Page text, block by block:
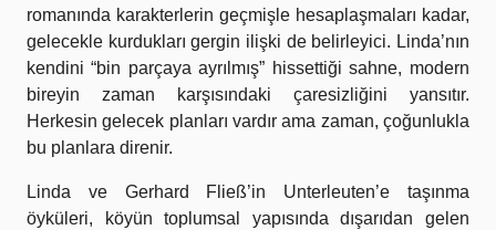
romanında karakterlerin geçmişle hesaplaşmaları kadar,
gelecekle kurdukları gergin ilişki de belirleyici. Linda’nın
kendini “bin parçaya ayrılmış” hissettiği sahne, modern
bireyin zaman karşısındaki çaresizliğini yansıtır.
Herkesin gelecek planları vardır ama zaman, çoğunlukla
bu planlara direnir.
Linda ve Gerhard Fließ’in Unterleuten’e taşınma
öyküleri, köyün toplumsal yapısında dışarıdan gelen